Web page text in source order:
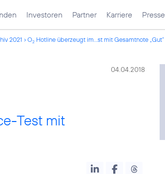
Investoren Partner Karriere Presse
2021 O2 Hotline überzeugt im...st mit Gesamtnote „Gut“
04.04.2018
Test mit